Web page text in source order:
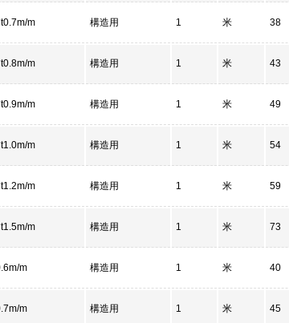
m 構造用 1 米 38
m 構造用 1 米 43
m 構造用 1 米 49
m 構造用 1 米 54
m 構造用 1 米 59
m 構造用 1 米 73
m 構造用 1 米 40
m 構造用 1 米 45